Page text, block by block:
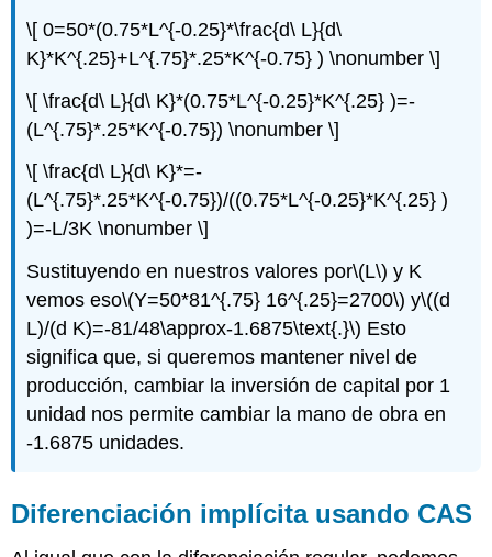
\[ 0=50*(0.75*L^{-0.25}*\frac{d\ L}{d\
K}*K^{.25}+L^{.75}*.25*K^{-0.75} ) \nonumber \]
\[ \frac{d\ L}{d\ K}*(0.75*L^{-0.25}*K^{.25} )=-
(L^{.75}*.25*K^{-0.75}) \nonumber \]
\[ \frac{d\ L}{d\ K}*=-
(L^{.75}*.25*K^{-0.75})/((0.75*L^{-0.25}*K^{.25} )
)=-L/3K \nonumber \]
Sustituyendo en nuestros valores por\(L\) y K
vemos eso\(Y=50*81^{.75} 16^{.25}=2700\) y\((d
L)/(d K)=-81/48\approx-1.6875\text{.}\) Esto
significa que, si queremos mantener nivel de
producción, cambiar la inversión de capital por 1
unidad nos permite cambiar la mano de obra en
-1.6875 unidades.
Diferenciación implícita usando CAS